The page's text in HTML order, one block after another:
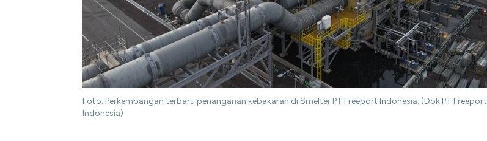
Foto: Perkembangan terbaru penanganan kebakaran di Smelter PT Freeport Indonesia. (Dok PT Freeport
Indonesia)